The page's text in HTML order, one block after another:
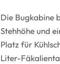
Die Bugkabine
Stehhöhe und
Platz für
Liter-